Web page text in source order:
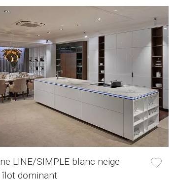
LINE/SIMPLE blanc neige
îlot dominant